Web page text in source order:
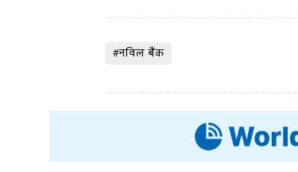
#नविल बैंक